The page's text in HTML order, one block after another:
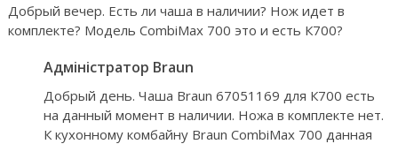
Добрый вечер. Есть ли чаша в наличии? Нож идет в
комплекте? Модель CombiMax 700 это и есть К700?
Адміністратор Braun
Добрый день. Чаша Braun 67051169 для К700 есть
на данный момент в наличии. Ножа в комплекте нет.
К кухонному комбайну Braun CombiMax 700 данная